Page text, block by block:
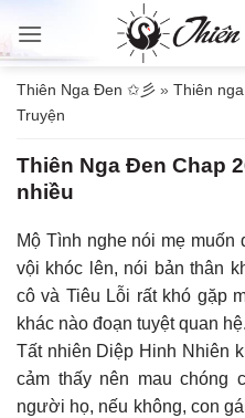
qua
dungThiên Nga Đen ✩彡 » Thiên
Truyện
Thiên Nga Đen Chap
nhiều
Mộ Tình nghe nói mẹ
vội khóc lên, nói bản thân
cô và Tiêu Lỗi rất khó gặp
khác nào đoạn tuyệt quan hệ.
Tất nhiên Diệp Hinh Nhiên
cảm thấy nên mau chóng
người họ, nếu không, con